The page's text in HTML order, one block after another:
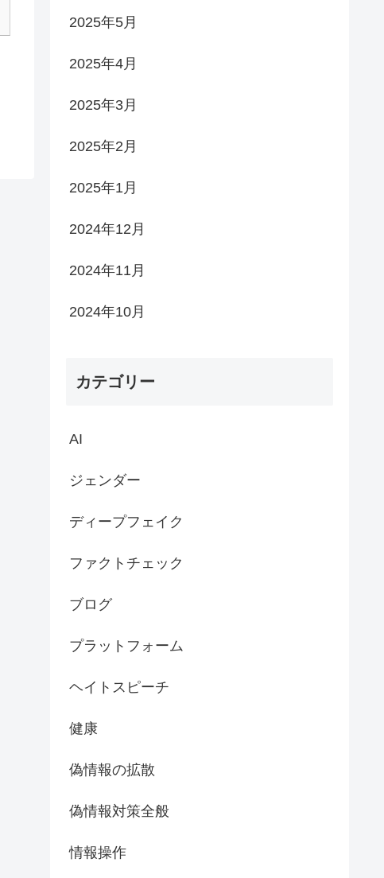
2025年5月
2025年4月
2025年3月
2025年2月
2025年1月
2024年12月
2024年11月
2024年10月
カテゴリー
AI
ジェンダー
ディープフェイク
ファクトチェック
ブログ
プラットフォーム
ヘイトスピーチ
健康
偽情報の拡散
偽情報対策全般
情報操作